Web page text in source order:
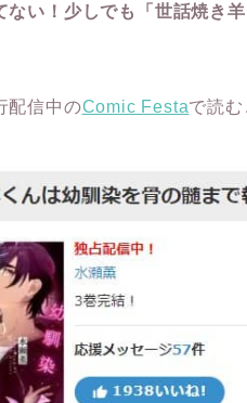
ない！少しでも「世話焼き
配信中のComic Festaで読む